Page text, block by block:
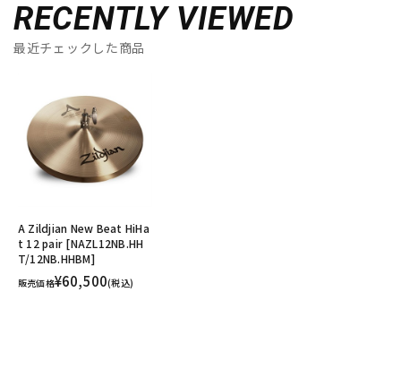
RECENTLY VIEWED
最近チェックした商品
A Zildjian New Beat HiHa
t 12 pair [NAZL12NB.HH
T/12NB.HHBM]
販売価格¥60,500(税込)